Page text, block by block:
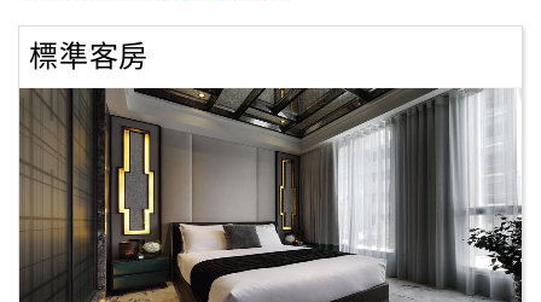
務
顧
客
意
標準客房